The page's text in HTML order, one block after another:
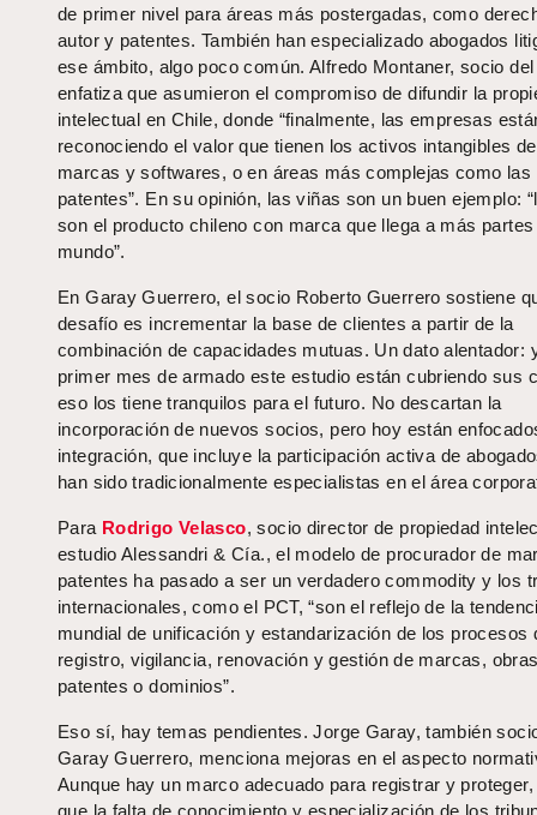
de primer nivel para áreas más postergadas, como
autor y patentes. También han especializado abogados
ese ámbito, algo poco común. Alfredo Montaner, socio
enfatiza que asumieron el compromiso de difundir la
intelectual en Chile, donde “finalmente, las empresas
reconociendo el valor que tienen los activos intangibles
marcas y softwares, o en áreas más complejas como las
patentes”. En su opinión, las viñas son un buen ejemplo:
son el producto chileno con marca que llega a más partes
mundo”.
En Garay Guerrero, el socio Roberto Guerrero sostiene
desafío es incrementar la base de clientes a partir de la
combinación de capacidades mutuas. Un dato alentador:
primer mes de armado este estudio están cubriendo sus
eso los tiene tranquilos para el futuro. No descartan la
incorporación de nuevos socios, pero hoy están
integración, que incluye la participación activa de
han sido tradicionalmente especialistas en el área
Para Rodrigo Velasco, socio director de propiedad
estudio Alessandri & Cía., el modelo de procurador de
patentes ha pasado a ser un verdadero commodity y los
internacionales, como el PCT, “son el reflejo de la
mundial de unificación y estandarización de los procesos
registro, vigilancia, renovación y gestión de marcas,
patentes o dominios”.
Eso sí, hay temas pendientes. Jorge Garay, también
Garay Guerrero, menciona mejoras en el aspecto
Aunque hay un marco adecuado para registrar y